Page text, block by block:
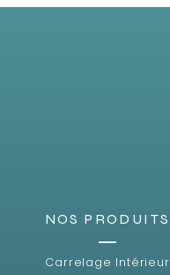
NOS PRODUITS
Carrelage Intérieur